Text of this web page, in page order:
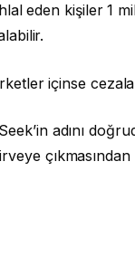
eden kişiler 1
içinse
adını